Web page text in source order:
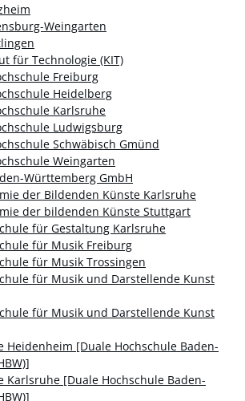
Weingarten
für Technologie (KIT)
Freiburg
Heidelberg
Karlsruhe
Ludwigsburg
Schwäbisch Gmünd
Weingarten
Württemberg GmbH
der Bildenden Künste Karlsruhe
der bildenden Künste Stuttgart
für Gestaltung Karlsruhe
für Musik Freiburg
für Musik Trossingen
für Musik und Darstellende Kunst
für Musik und Darstellende Kunst
Heidenheim [Duale Hochschule Baden-
Karlsruhe [Duale Hochschule Baden-